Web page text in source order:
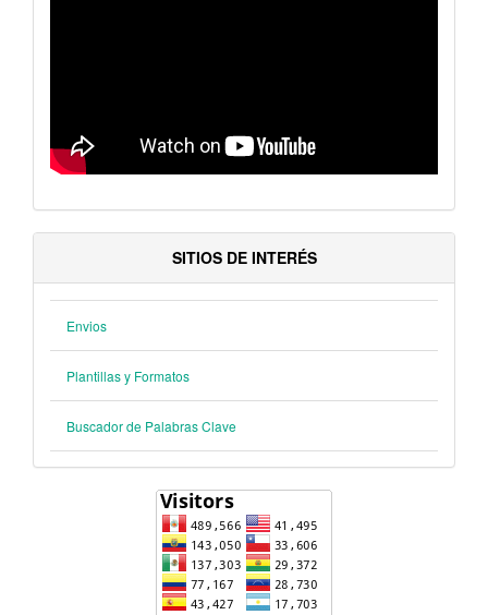
SITIOS DE INTERÉS
Envios
Plantillas y Formatos
Buscador de Palabras Clave